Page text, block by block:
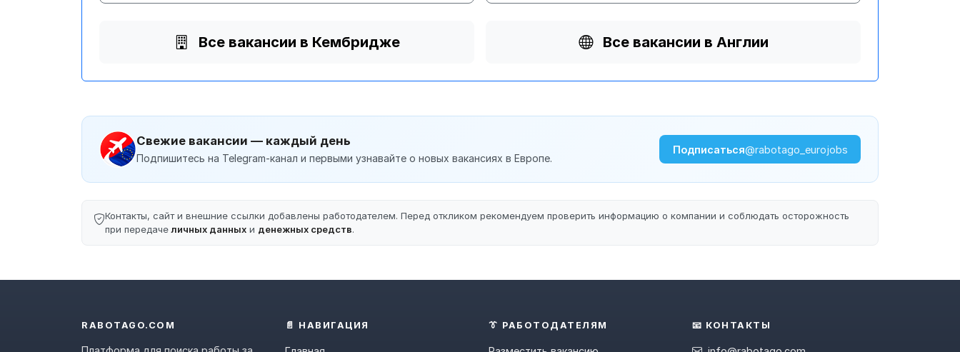
Все вакансии в Кембридже Все вакансии в Англии
Свежие вакансии — каждый день
Подпишитесь на Telegram-канал и первыми узнавайте о новых вакансиях в Европе.
Подписаться@rabotago_eurojobs
Контакты, сайт и внешние ссылки добавлены работодателем. Перед откликом рекомендуем проверить информацию о компании и соблюдать осторожность
при передачеличных данных и денежных средств.
RABOTAGO.COM 📄 НАВИГАЦИЯ 👔 РАБОТОДАТЕЛЯМ 📧 КОНТАКТЫ